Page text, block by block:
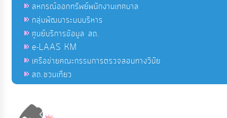
สหกรณ์ออกทรัพย์พนักงานเทศบาล
กลุ่มพัฒนาระบบบริหาร
ศูนย์บริการข้อมูล สถ.
e-LAAS KM
เครือข่ายคณะกรรมการตรวจสอบทางวินัย
สถ.ชวนเที่ยว